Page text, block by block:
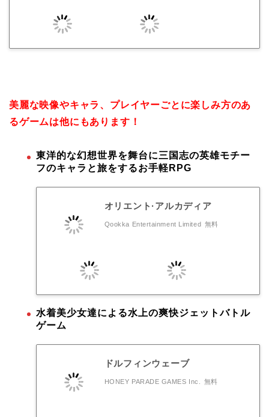
美麗な映像やキャラ、プレイヤーごとに楽しみ方のあ
るゲームは他にもあります！
東洋的な幻想世界を舞台に三国志の英雄モチー
フのキャラと旅をするお手軽RPG
オリエント·アルカディア
Qookka Entertainment Limited 無料
水着美少女達による水上の爽快ジェットバトル
ゲーム
ドルフィンウェーブ
HONEY PARADE GAMES Inc. 無料